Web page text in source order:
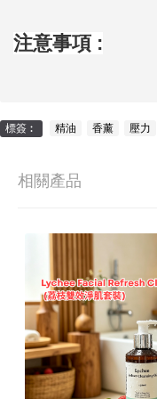
注意事項 :
標簽︰ 精油 香薰 壓力
相關產品